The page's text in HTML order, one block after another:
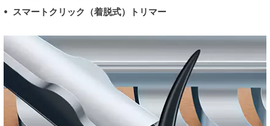
スマートクリック（着脱式）トリマー